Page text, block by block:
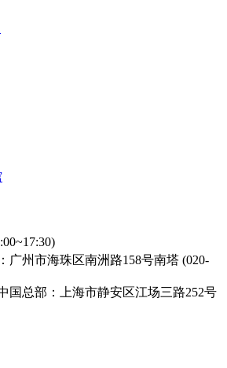
广州市海珠区南洲路158号南塔 (020-
国总部：上海市静安区江场三路252号